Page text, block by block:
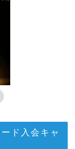
ド入会キャ